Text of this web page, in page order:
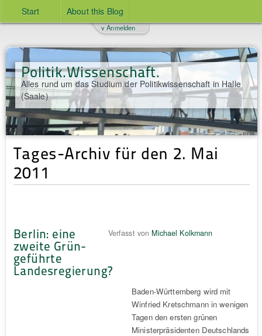
Start About this Blog
Politik.Wissenschaft.
Alles rund um das Studium der Politikwissenschaft in Halle
(Saale)
v Anmelden
Tages-Archiv für den 2. Mai
2011
Berlin: eine
zweite Grün-
geführte
Landesregierung?
Verfasst von Michael Kolkmann
Baden-Württemberg wird mit
Winfried Kretschmann in wenigen
Tagen den ersten grünen
Ministerpräsidenten Deutschlands